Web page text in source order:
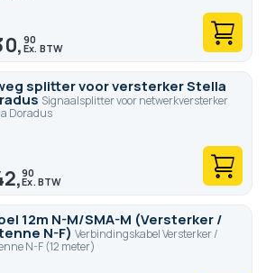
90
splitter voor versterker Stella
Signaalsplitter voor netwerkversterker
Doradus
90
12m N-M/SMA-M (Versterker /
N-F) Verbindingskabel Versterker /
N-F (12 meter)